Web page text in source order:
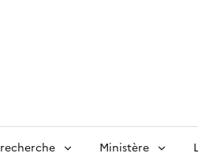
Ministère